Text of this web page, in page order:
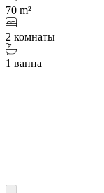
70 m²
2 комнаты
1 ванна